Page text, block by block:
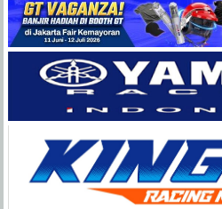
Balap
Paling
Lengkap